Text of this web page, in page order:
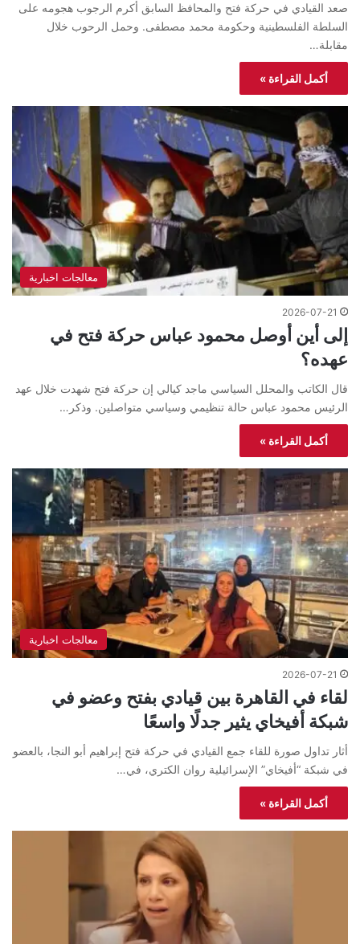
صعد القيادي في حركة فتح والمحافظ السابق أكرم الرجوب هجومه على
السلطة الفلسطينية وحكومة محمد مصطفى. وحمل الرحوب خلال
مقابلة…
أكمل القراءة »
معالجات اخبارية
2026-07-21
إلى أين أوصل محمود عباس حركة فتح في
عهده؟
قال الكاتب والمحلل السياسي ماجد كيالي إن حركة فتح شهدت خلال عهد
الرئيس محمود عباس حالة تنظيمي وسياسي متواصلين. وذكر…
أكمل القراءة »
معالجات اخبارية
2026-07-21
لقاء في القاهرة بين قيادي بفتح وعضو في
شبكة أفيخاي يثير جدلًا واسعًا
أثار تداول صورة للقاء جمع القيادي في حركة فتح إبراهيم أبو النجا، بالعضو
في شبكة “أفيخاي” الإسرائيلية روان الكتري، في…
أكمل القراءة »